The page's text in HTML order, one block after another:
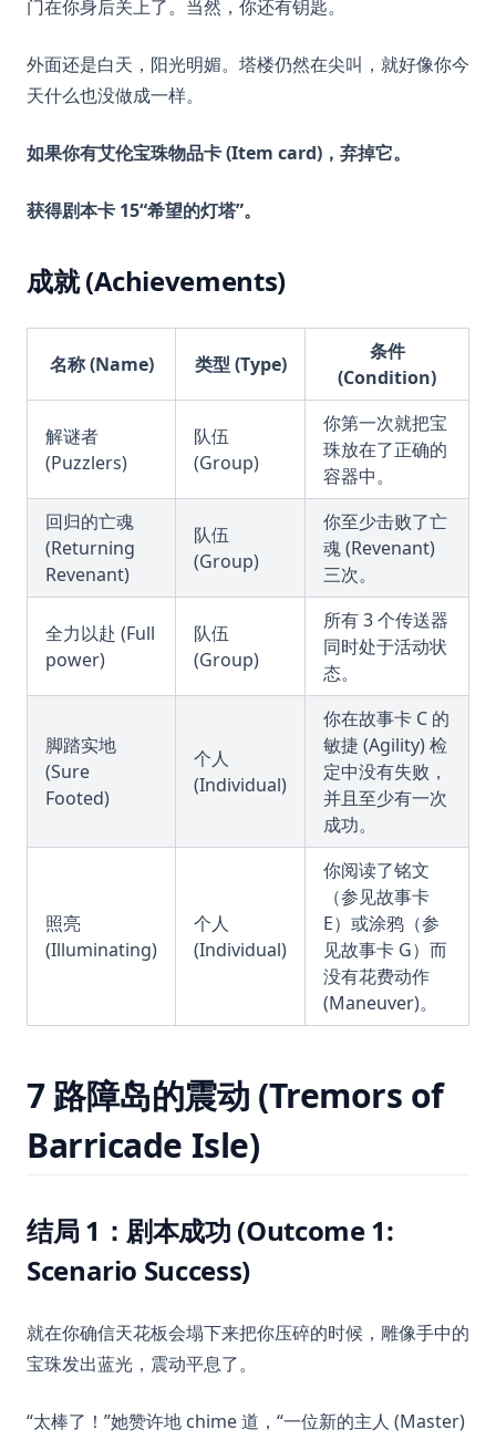
门在你身后关上了。当然，你还有钥匙。
外面还是白天，阳光明媚。塔楼仍然在尖叫，就好像你今
天什么也没做成一样。
如果你有艾伦宝珠物品卡 (Item card)，弃掉它。
获得剧本卡 15“希望的灯塔”。
成就 (Achievements)
名称 (Name) 类型 (Type)
条件
(Condition)
解谜者
(Puzzlers)
队伍
(Group)
你第一次就把宝
珠放在了正确的
容器中。
回归的亡魂
(Returning
Revenant)
队伍
(Group)
你至少击败了亡
魂 (Revenant)
三次。
全力以赴 (Full
power)
队伍
(Group)
所有 3 个传送器
同时处于活动状
态。
脚踏实地
(Sure
Footed)
个人
(Individual)
你在故事卡 C 的
敏捷 (Agility) 检
定中没有失败，
并且至少有一次
成功。
照亮
(Illuminating)
个人
(Individual)
你阅读了铭文
（参见故事卡
E）或涂鸦（参
见故事卡 G）而
没有花费动作
(Maneuver)。
7 路障岛的震动 (Tremors of
Barricade Isle)
结局 1：剧本成功 (Outcome 1:
Scenario Success)
就在你确信天花板会塌下来把你压碎的时候，雕像手中的
宝珠发出蓝光，震动平息了。
“太棒了！”她赞许地 chime 道，“一位新的主人 (Master)